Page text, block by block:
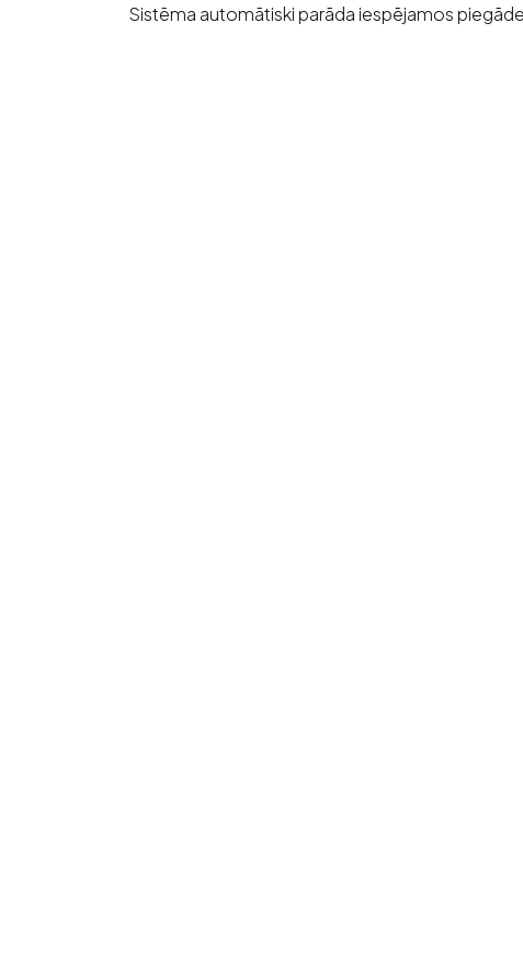
Sistēma automātiski parāda iespējamos